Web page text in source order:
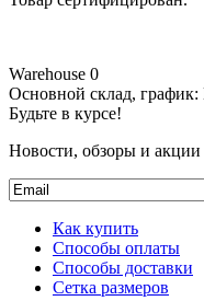
Warehouse 0
Основной склад,
Будьте в курсе!
Новости, обзоры и акции
Как купить
Способы оплаты
Способы доставки
Сетка размеров